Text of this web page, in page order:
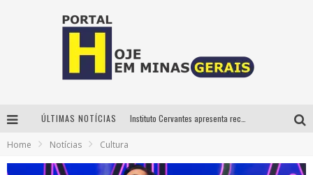
ÚLTIMAS NOTÍCIAS
Home Notícias Cultura